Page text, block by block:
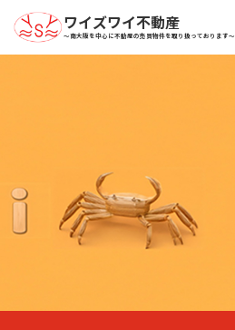
ワイズワイ不動産
〜南大阪を中心に不動産の売買物件を取り扱っております〜